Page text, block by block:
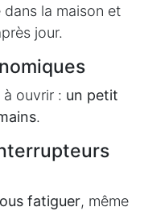
la maison et
jour.
ouvrir : un petit
.
fatiguer, même